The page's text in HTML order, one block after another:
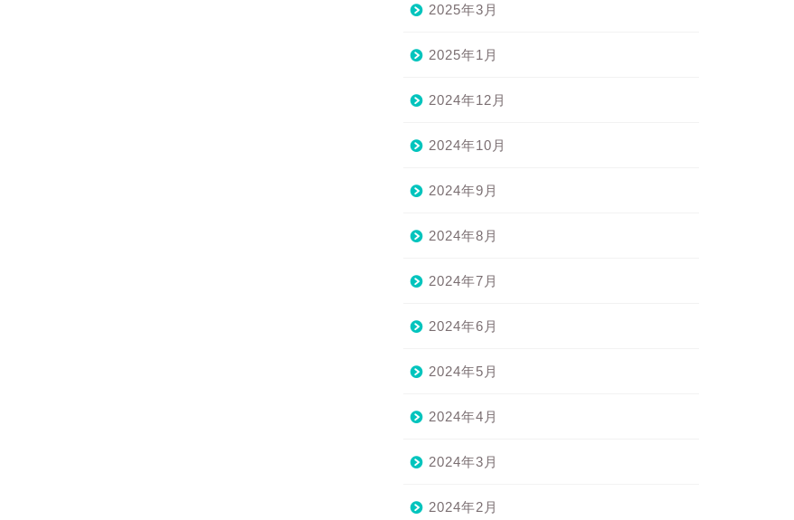
2025年3月
2025年1月
2024年12月
2024年10月
2024年9月
2024年8月
2024年7月
2024年6月
2024年5月
2024年4月
2024年3月
2024年2月